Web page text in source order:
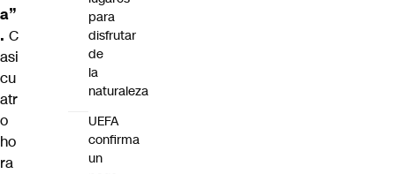
a”
. C
asi
cu
atr
o
ho
ra
para
disfrutar
de
la
naturaleza
UEFA
confirma
un